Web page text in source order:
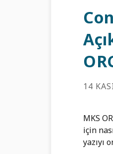
14
MKS
için
yazıyı